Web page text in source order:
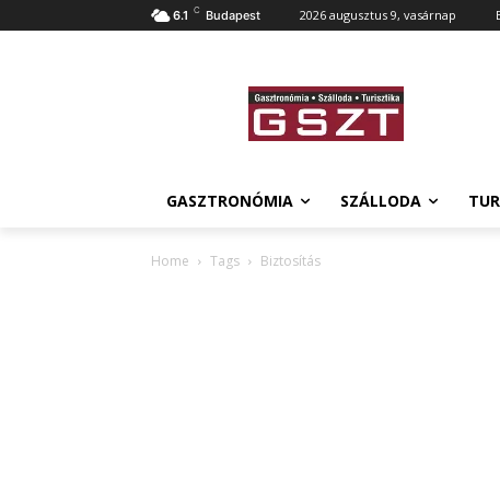
6.1 C Budapest 2026 augusztus 9, vasárnap
GASZTRONÓMIA SZÁLLODA
Home Tags Biztosítás